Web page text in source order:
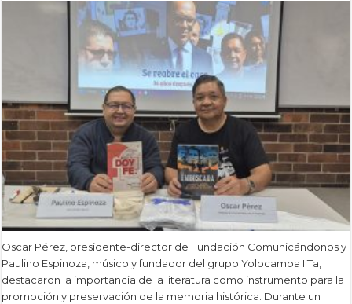
Oscar Pérez, presidente-director de Fundación Comunicándonos y
Paulino Espinoza, músico y fundador del grupo Yolocamba I Ta,
destacaron la importancia de la literatura como instrumento para la
promoción y preservación de la memoria histórica. Durante un